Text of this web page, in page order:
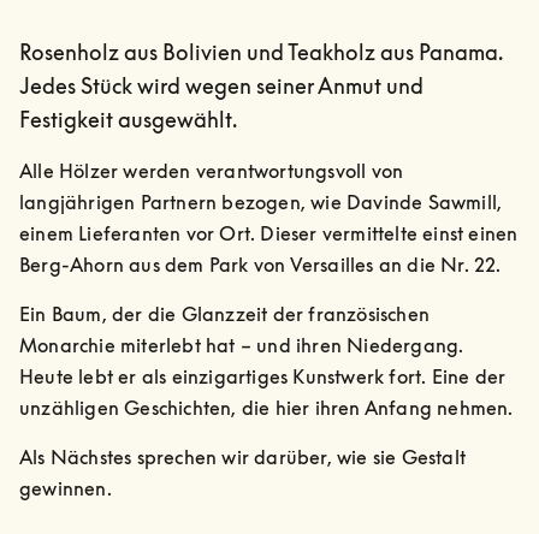
Rosenholz aus Bolivien und Teakholz aus Panama.
Jedes Stück wird wegen seiner Anmut und
Festigkeit ausgewählt.
Alle Hölzer werden verantwortungsvoll von
langjährigen Partnern bezogen, wie Davinde Sawmill,
einem Lieferanten vor Ort. Dieser vermittelte einst einen
Berg-Ahorn aus dem Park von Versailles an die Nr. 22.
Ein Baum, der die Glanzzeit der französischen
Monarchie miterlebt hat – und ihren Niedergang.
Heute lebt er als einzigartiges Kunstwerk fort. Eine der
unzähligen Geschichten, die hier ihren Anfang nehmen.
Als Nächstes sprechen wir darüber, wie sie Gestalt
gewinnen.